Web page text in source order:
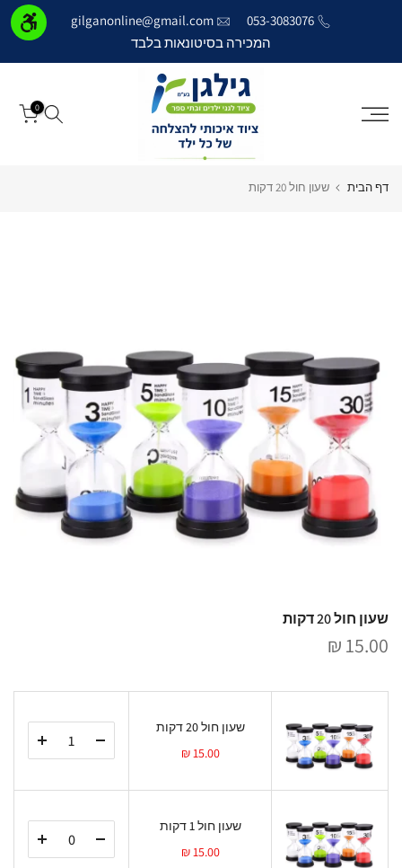
053-3083076
gilganonline@gmail.com
המכירה בסיטונאות בלבד
0
דף הבית שעון חול 20 דקות
שעון חול 20 דקות
15.00 ₪
שעון חול 20 דקות
15.00 ₪
שעון חול 1 דקות
15.00 ₪